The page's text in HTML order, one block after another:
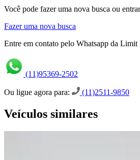
Você pode fazer uma nova busca ou
Fazer uma nova busca
Entre em contato pelo Whatsapp da
(11)95369-2502
Ou ligue agora para: (11)2511-9850
Veículos similares